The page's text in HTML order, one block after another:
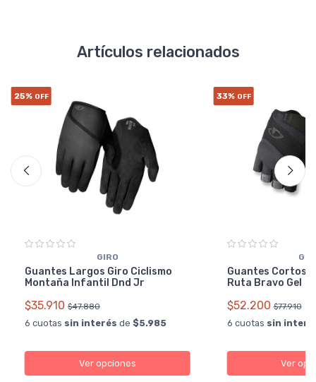
Artículos relacionados
25% OFF
GIRO
Guantes Largos Giro Ciclismo
Montaña Infantil Dnd Jr
$35.910 $47.880
6 cuotas sin interés de $5.985
Ver opciones
33% OFF
Guantes Cortos
Ruta Bravo Gel
$52.200 $77.910
6 cuotas sin
Ver